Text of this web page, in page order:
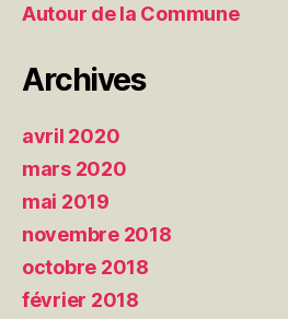
Autour de la Commune
Archives
avril 2020
mars 2020
mai 2019
novembre 2018
octobre 2018
février 2018